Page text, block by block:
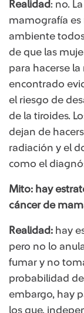
Realidad : no.
mamografía es
ambiente
de que las
para hacerse
encontrado
el riesgo de
de la tiroides.
dejan de
radiación y el
como el
Mito: hay
cáncer de
Realidad: hay
pero no lo
fumar y no
probabilidad
embargo, hay
los que,